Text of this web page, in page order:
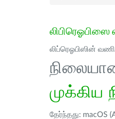
லிப்ரெஓபிஸின்
முக்கிய
தேர்ந்தது: macOS